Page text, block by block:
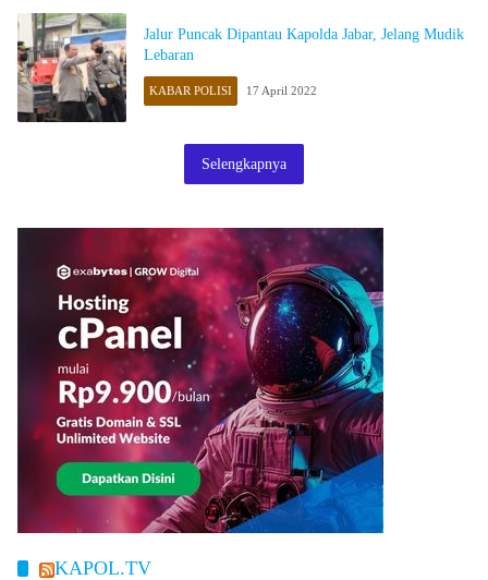
Jalur Puncak Dipantau Kapolda Jabar, Jelang Mudik
Lebaran
KABAR POLISI 17 April 2022
Selengkapnya
KAPOL.TV